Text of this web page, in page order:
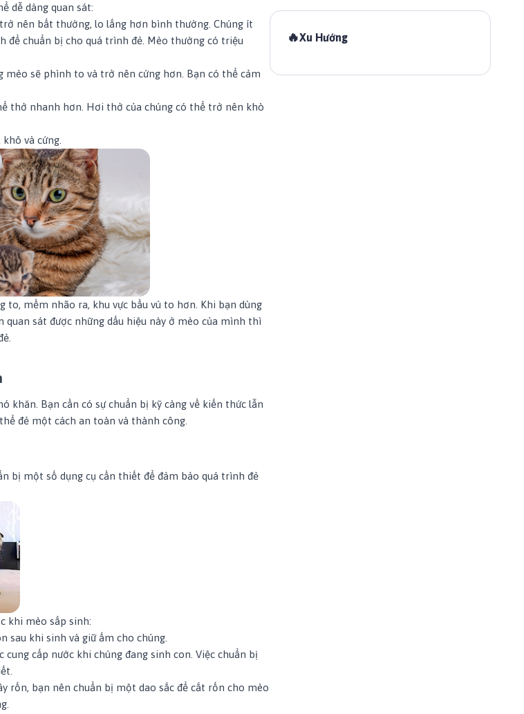
dễ dàng quan sát:
nên bất thường, lo lắng hơn bình thường. Chúng ít
chuẩn bị cho quá trình đẻ. Mèo thường có triệu
mèo sẽ phình to và trở nên cứng hơn. Bạn có thể cảm
thở nhanh hơn. Hơi thở của chúng có thể trở nên khò
và cứng.
to, mềm nhão ra, khu vực bầu vú to hơn. Khi bạn dùng
quan sát được những dấu hiệu này ở mèo của mình thì
khăn. Bạn cần có sự chuẩn bị kỹ càng về kiến thức lẫn
đẻ một cách an toàn và thành công.
bị một số dụng cụ cần thiết để đảm bảo quá trình đẻ
khi mèo sắp sinh:
sau khi sinh và giữ ấm cho chúng.
cấp nước khi chúng đang sinh con. Việc chuẩn bị
rốn, bạn nên chuẩn bị một dao sắc để cắt rốn cho mèo
🔥Xu Hướng